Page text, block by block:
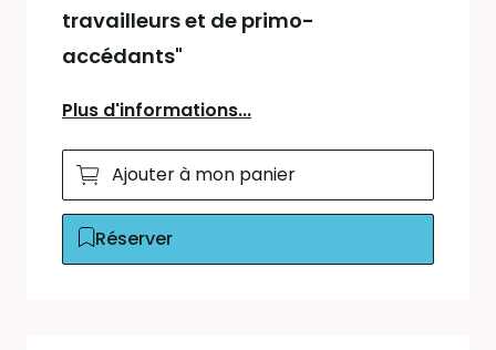
travailleurs et de primo-
accédants"
Plus d'informations...
Ajouter à mon panier
Réserver